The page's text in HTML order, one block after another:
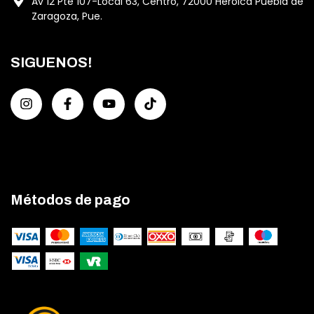
Zaragoza, Pue.
SIGUENOS!
Métodos de pago